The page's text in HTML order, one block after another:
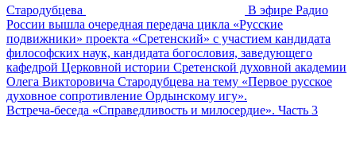
Стародубцева
В эфире Радио
России вышла очередная передача цикла «Русские
подвижники» проекта «Сретенский» с участием кандидата
философских наук, кандидата богословия, заведующего
кафедрой Церковной истории Сретенской духовной академии
Олега Викторовича Стародубцева на тему «Первое русское
духовное сопротивление Ордынскому игу».
Встреча-беседа «Справедливость и милосердие». Часть 3